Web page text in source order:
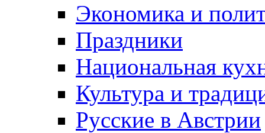
Экономика и
Праздники
Национальная
Культура и
Русские в Австрии